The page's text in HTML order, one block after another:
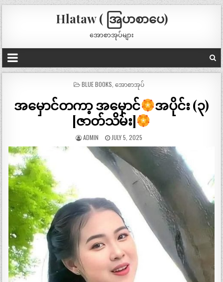
Hlataw ( အြပာစာပေ)
အောစာအုပ်များ
POSTED
BLUE BOOKS အောစာအုပ်
အမှောင်တကာ့ အမှောင်
အပိုင်း (၃)
[ဇာတ်သိမ်း]
ADMIN JULY 5, 2025